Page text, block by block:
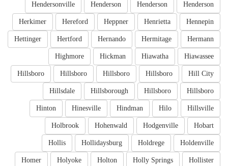
Henderson
Henderson
Henderson
Hendersonville
Hennepin
Henrietta
Heppner
Hereford
Herkimer
Hermann
Hermitage
Hernando
Hertford
Hettinger
Hiawassee
Hiawatha
Hickman
Highmore
Hill City
Hillsboro
Hillsboro
Hillsboro
Hillsboro
Hillsboro
Hillsboro
Hillsborough
Hillsdale
Hillsville
Hilo
Hindman
Hinesville
Hinton
Hobart
Hodgenville
Hohenwald
Holbrook
Holdenville
Holdrege
Hollidaysburg
Hollis
Hollister
Holly Springs
Holton
Holyoke
Homer